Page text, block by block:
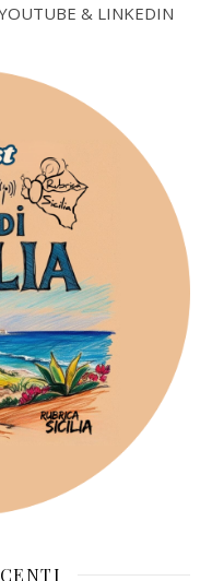
& LINKEDIN